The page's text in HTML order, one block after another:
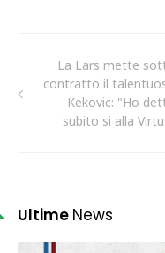
La Lars mette
contratto il
Kekovic: "Ho
subito si alla
Ultime News